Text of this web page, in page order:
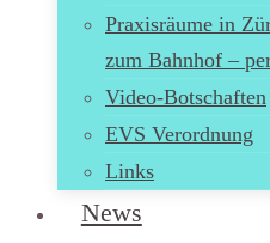
Praxisräume in
zum Bahnhof –
Video-Botschaften
EVS Verordnung
Links
News